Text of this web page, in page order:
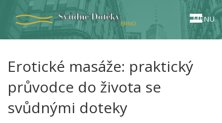
MENU
Erotické masáže: praktický
průvodce do života se
svůdnými doteky